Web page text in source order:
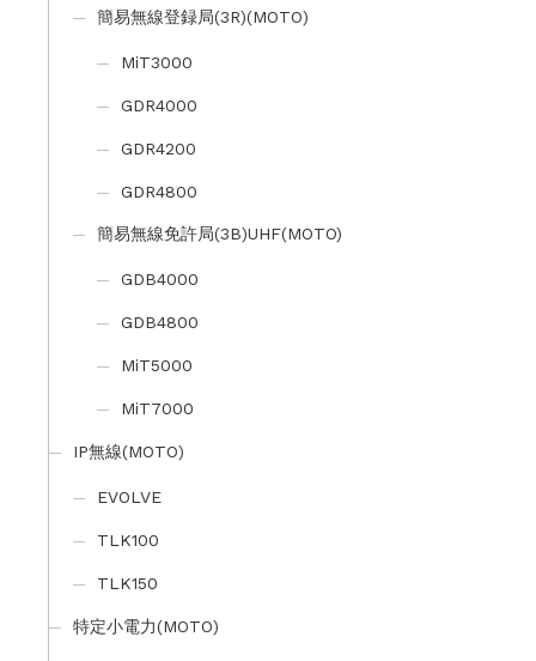
簡易無線登録局(3R)(MOTO)
MiT3000
GDR4000
GDR4200
GDR4800
簡易無線免許局(3B)UHF(MOTO)
GDB4000
GDB4800
MiT5000
MiT7000
IP無線(MOTO)
EVOLVE
TLK100
TLK150
特定小電力(MOTO)